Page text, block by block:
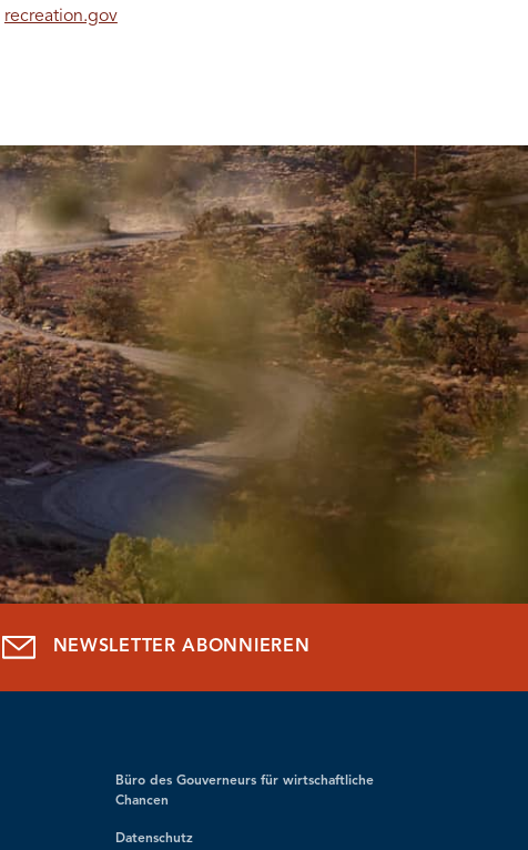
recreation.gov
NEWSLETTER ABONNIEREN
Büro des Gouverneurs für wirtschaftliche
Chancen
Datenschutz